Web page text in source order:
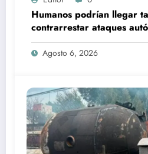
Humanos podrían llegar
contrarrestar ataques
experto
Agosto 6, 2026